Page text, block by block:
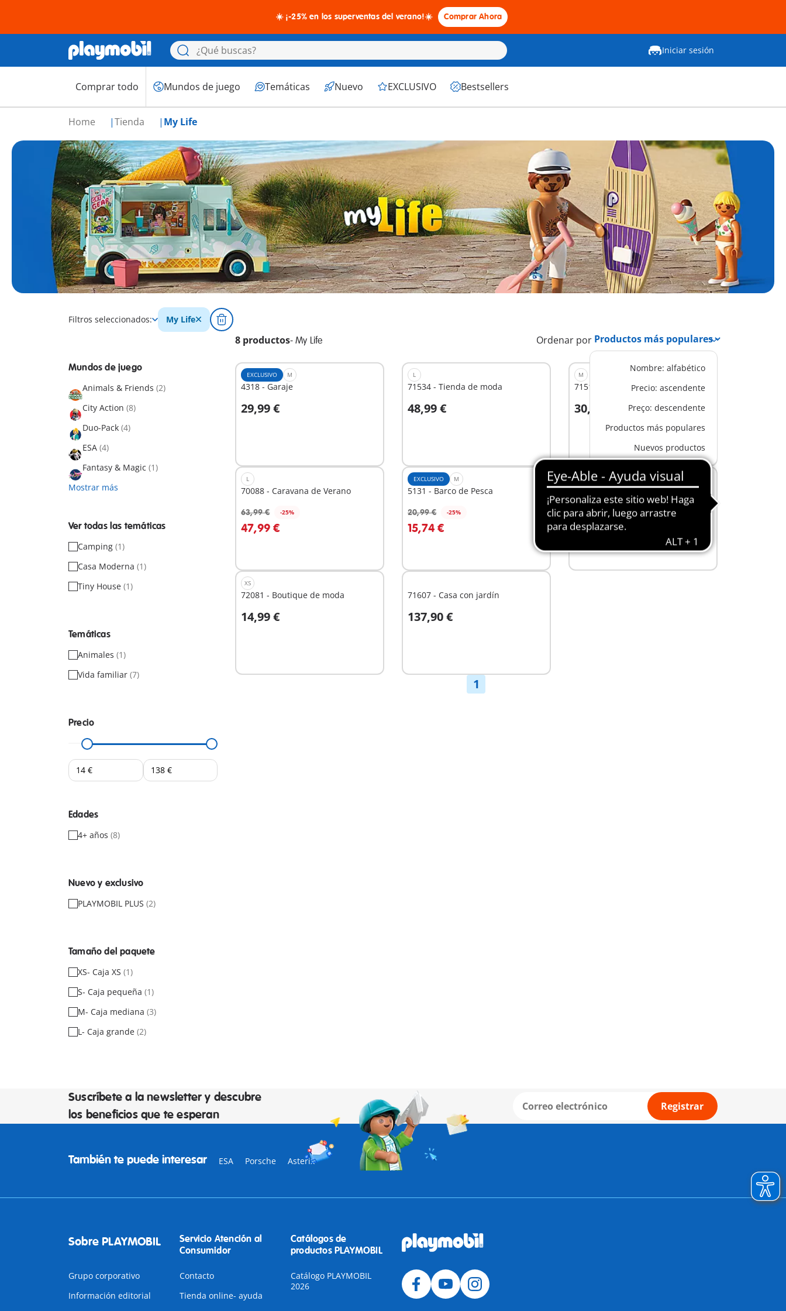
☀️ ¡-25% en los superventas del verano!☀️ Comprar Ahora
Iniciar sesión
Comprar todo Mundos de juego Temáticas Nuevo EXCLUSIVO Bestsellers
Home Tienda My Life
Filtros seleccionados: My Life
8 productos- My Life Ordenar por
Nombre: alfabético
Precio: ascendente
Preço: descendente
Productos más populares
Nuevos productos
Mundos de juego
Animals & Friends (2)
City Action (8)
Duo-Pack (4)
ESA (4)
Fantasy & Magic (1)
Mostrar más
Ver todas las temáticas
Camping (1)
Casa Moderna (1)
Tiny House (1)
Temáticas
Animales (1)
Vida familiar (7)
Precio
Edades
4+ años (8)
Nuevo y exclusivo
PLAYMOBIL PLUS (2)
Tamaño del paquete
XS- Caja XS (1)
S- Caja pequeña (1)
M- Caja mediana (3)
L- Caja grande (2)
EXCLUSIVO M
4318 - Garaje
29,99 €
A la cesta
L
71534 - Tienda de moda
48,99 €
A la cesta
M
71510 - Corral de pollos
30,99 €
A la cesta
L
70088 - Caravana de Verano
63,99 € -25%
47,99 €
EXCLUSIVO M
5131 - Barco de Pesca
20,99 € -25%
15,74 €
S
72082 - Diseñadora de moda
19,99 €
A la cesta
XS
72081 - Boutique de moda
14,99 €
A la cesta
71607 - Casa con jardín
137,90 €
A la cesta
1
Suscríbete a la newsletter y descubre
los beneficios que te esperan
Registrar
También te puede interesar ESA Porsche Asterix
Sobre PLAYMOBIL
Grupo corporativo
Información editorial
Servicio Atención al
Consumidor
Contacto
Tienda online- ayuda
Catálogos de
productos PLAYMOBIL
Catálogo PLAYMOBIL
2026